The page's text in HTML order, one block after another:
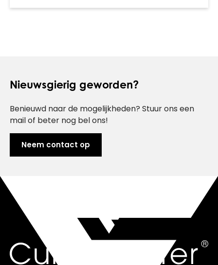
Nieuwsgierig geworden?
Benieuwd naar de mogelijkheden? Stuur ons een
mail of beter nog bel ons!
Neem contact op